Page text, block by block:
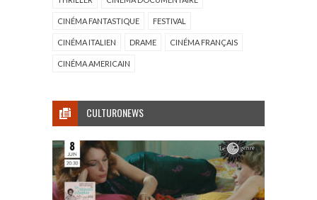
CINÉMA FANTASTIQUE FESTIVAL
CINÉMA ITALIEN DRAME CINÉMA FRANÇAIS
CINÉMA AMERICAIN
CULTURONEWS